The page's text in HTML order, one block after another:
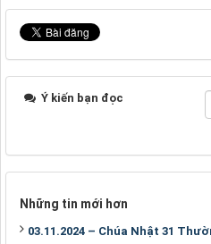
Ý kiến bạn đọc
Những tin mới hơn
03.11.2024 – Chúa Nhật 31